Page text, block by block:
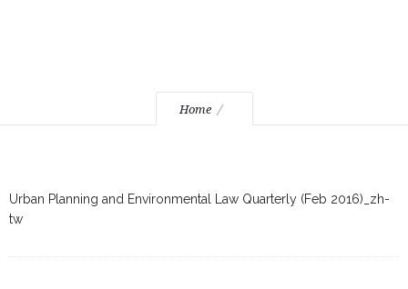
Home
Urban Planning and Environmental Law Quarterly (Feb 2016)_zh-
tw